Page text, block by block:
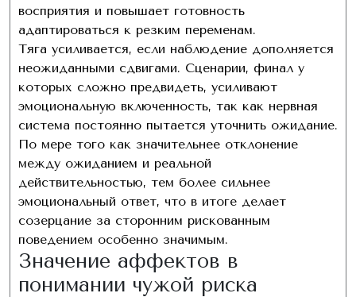
восприятия и повышает готовность
адаптироваться к резким переменам.
Тяга усиливается, если наблюдение дополняется
неожиданными сдвигами. Сценарии, финал у
которых сложно предвидеть, усиливают
эмоциональную включенность, так как нервная
система постоянно пытается уточнить ожидание.
По мере того как значительнее отклонение
между ожиданием и реальной
действительностью, тем более сильнее
эмоциональный ответ, что в итоге делает
созерцание за сторонним рискованным
поведением особенно значимым.
Значение аффектов в
понимании чужой риска